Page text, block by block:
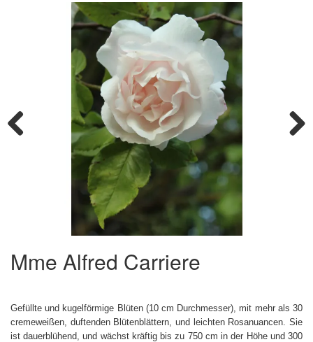
Mme Alfred Carriere
Gefüllte und kugelförmige Blüten (10 cm Durchmesser), mit mehr als 30
cremeweißen, duftenden Blütenblättern, und leichten Rosanuancen. Sie
ist dauerblühend, und wächst kräftig bis zu 750 cm in der Höhe und 300